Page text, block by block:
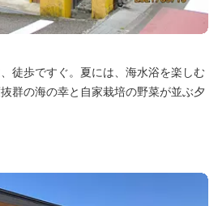
徒歩ですぐ。夏には、海水浴を楽しむ
群の海の幸と自家栽培の野菜が並ぶ夕